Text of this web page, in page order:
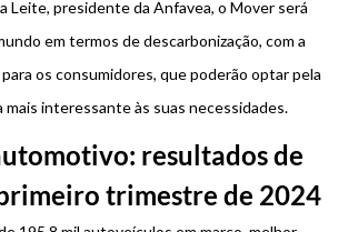
Leite, presidente da Anfavea, o Mover será
em termos de descarbonização, com a
os consumidores, que poderão optar pela
interessante às suas necessidades.
resultados de
trimestre de 2024